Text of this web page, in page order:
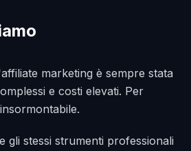
marketing è sempre stata
e costi elevati. Per
gli stessi strumenti professionali